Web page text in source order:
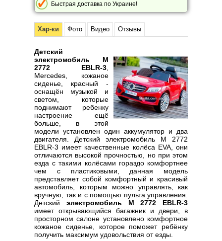
Быстрая доставка по Украине!
Хар-ки Фото Видео Отзывы
Детский
электромобиль M
2772 EBLR-3
Mercedes, кожаное
сиденье, красный -
оснащён музыкой и
светом, которые
поднимают ребенку
настроение ещё
больше, в этой
модели установлен один аккумулятор и два
двигателя. Детский электромобиль M 2772
EBLR-3 имеет качественные колёса EVA, они
отличаются высокой прочностью, но при этом
езда с такими колёсами гораздо комфортнее
чем с пластиковыми, данная модель
представляет собой комфортный и красивый
автомобиль, которым можно управлять, как
вручную, так и с помощью пульта управления.
Детский электромобиль M 2772 EBLR-3
имеет открывающийся багажник и двери, в
просторном салоне установлено комфортное
кожаное сиденье, которое поможет ребёнку
получить максимум удовольствия от езды.